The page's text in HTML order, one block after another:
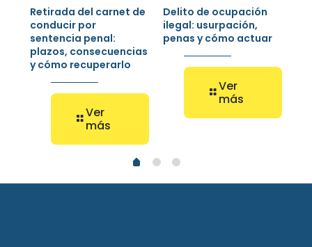
Retirada del carnet de
conducir por
sentencia penal:
plazos, consecuencias
y cómo recuperarlo
Ver
más
Delito de ocupación
ilegal: usurpación,
penas y cómo actuar
Ver
más